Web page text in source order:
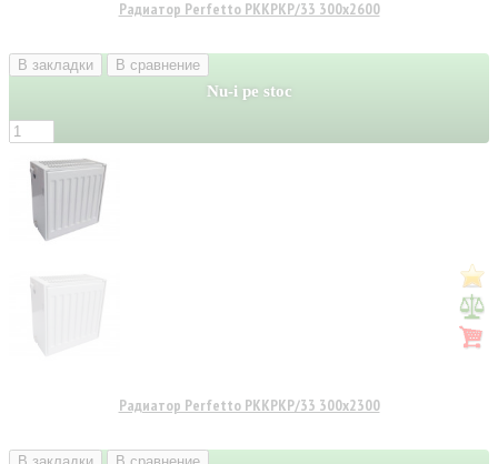
Радиатор Perfetto PKKPKP/33 300x2600
В закладки В сравнение
Nu-i pe stoc
Радиатор Perfetto PKKPKP/33 300x2300